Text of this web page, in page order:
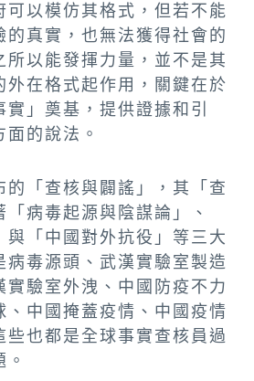
可以模仿其格式，但若不能
的真實，也無法獲得社會的
所以能發揮力量，並不是其
外在格式起作用，關鍵在於
」奠基，提供證據和引
的說法。
的「查核與闢謠」，其「查
病毒起源與陰謀論」、
與「中國對外抗役」等三大
病毒源頭、武漢實驗室製造
實驗室外洩、中國防疫不力
、中國掩蓋疫情、中國疫情
些也都是全球事實查核員過